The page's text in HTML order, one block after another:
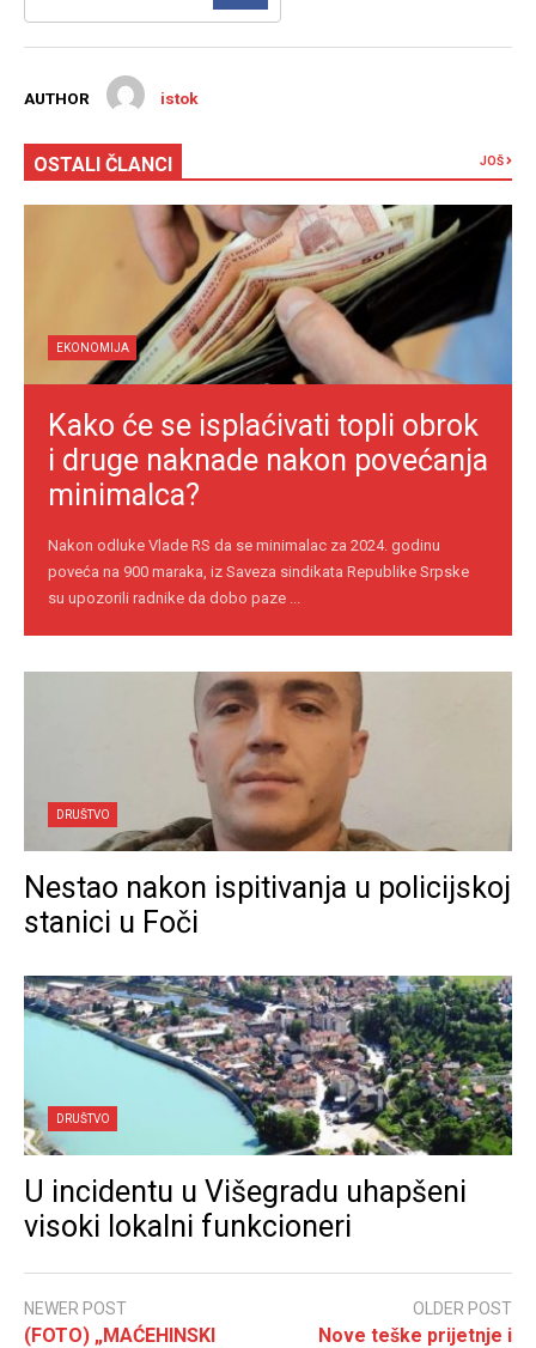
AUTHOR istok
OSTALI ČLANCI JOŠ
EKONOMIJA
Kako će se isplaćivati topli obrok
i druge naknade nakon povećanja
minimalca?
Nakon odluke Vlade RS da se minimalac za 2024. godinu
poveća na 900 maraka, iz Saveza sindikata Republike Srpske
su upozorili radnike da dobo paze ...
DRUŠTVO
Nestao nakon ispitivanja u policijskoj
stanici u Foči
DRUŠTVO
U incidentu u Višegradu uhapšeni
visoki lokalni funkcioneri
NEWER POST
(FOTO) „MAĆEHINSKI
OLDER POST
Nove teške prijetnje i